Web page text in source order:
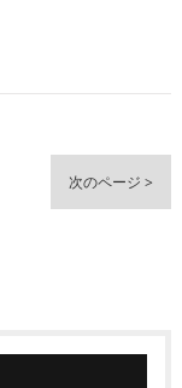
次のページ >